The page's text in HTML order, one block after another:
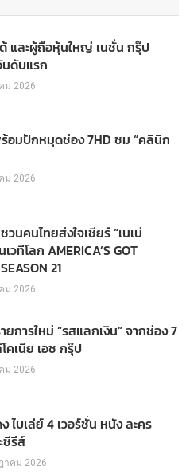
และผู้ถือหุ้นใหญ่ เนชั่น กรุ๊ป
ดับแรก
ม 2026
อมปักหมุดช่อง 7HD ชม “คลินิก
ม 2026
นคนไทยส่งใจเชียร์ “เนเน่
วทีโลก AMERICA’S GOT
21
ม 2026
ยการใหม่ “รสแลกเงิน” จากช่อง 7
คเนีย เอช กรุ๊ป
ม 2026
ไบเล่ย์ 4 เวอร์ชั่น หนัง ละคร
ซีรีส์
าคม 2026